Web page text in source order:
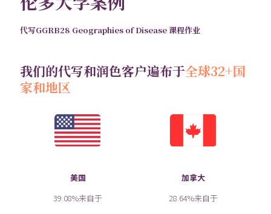
代写GGRB28 Geographies of Disease 课程作业
我们的代写和润色客户遍布于全球32+国
家和地区
美国
39.08%来自于
加拿大
28.64%来自于